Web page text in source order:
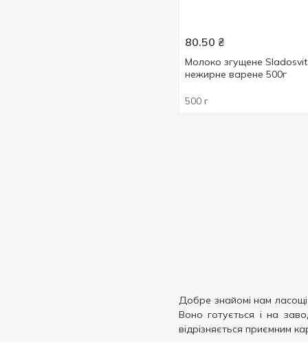
80.50 ₴
Молоко згущене Sladosvit
нежирне варене 500г
500 г
Добре знайомі нам
Воно готується і на
відрізняється приємним